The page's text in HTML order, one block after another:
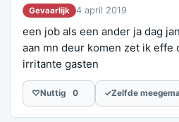
Gevaarlijk 4 april 2019
een job als een ander ja dag
aan mn deur komen zet ik effe
irritante gasten
♡Nuttig 0 ✓Zelfde